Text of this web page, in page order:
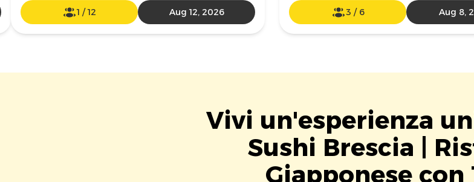
3 / 6 Aug 8,
1 /12 Aug 12, 2026
Vivi un'esperienza
Sushi Brescia |
Giapponese con